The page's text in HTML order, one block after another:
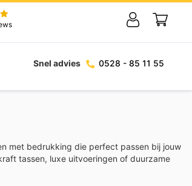
Snel advies 0528 - 85 11 55
met bedrukking die perfect passen bij jouw
tassen, luxe uitvoeringen of duurzame